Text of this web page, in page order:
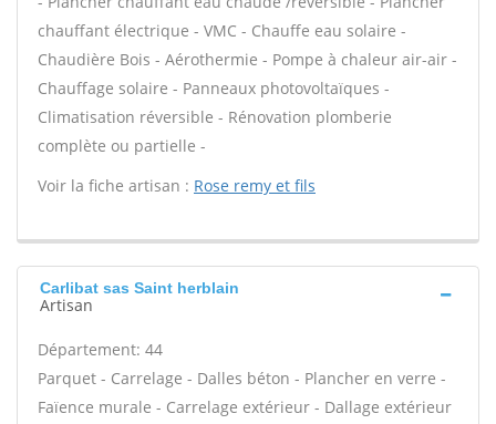
chauffant électrique - VMC - Chauffe eau solaire -
Chaudière Bois - Aérothermie - Pompe à chaleur air-air -
Chauffage solaire - Panneaux photovoltaïques -
Climatisation réversible - Rénovation plomberie
complète ou partielle -
Voir la fiche artisan : Rose remy et fils
Carlibat sas Saint herblain
Artisan
Département: 44
Parquet - Carrelage - Dalles béton - Plancher en verre -
Faïence murale - Carrelage extérieur - Dallage extérieur